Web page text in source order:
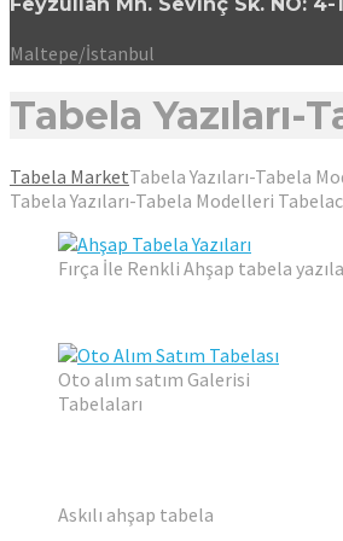
Maltepe/İstanbul
Tabela Yazıları-
Tabela MarketTabela Yazıları-Tabela
Tabela Yazıları-Tabela Modelleri
Fırça İle Renkli Ahşap tabela
Oto alım satım Galerisi
Tabelaları
Askılı ahşap tabela